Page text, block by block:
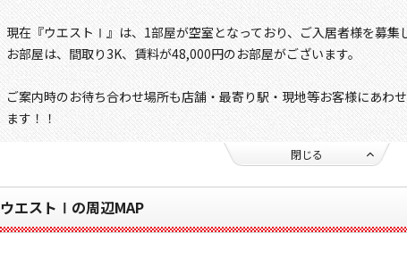
現在『ウエストⅠ』は、1部屋が空室となっており、ご入居者様を募集
お部屋は、間取り3K、賃料が48,000円のお部屋がございます。
ご案内時のお待ち合わせ場所も店舗・最寄り駅・現地等お客様にあわ
ます！！
閉じる
ウエストⅠの周辺MAP